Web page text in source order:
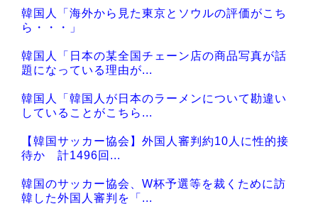
韓国人「海外から見た東京とソウルの評価がこち
ら・・・」
韓国人「日本の某全国チェーン店の商品写真が話
題になっている理由が...
韓国人「韓国人が日本のラーメンについて勘違い
していることがこちら...
【韓国サッカー協会】外国人審判約10人に性的接
待か 計1496回...
韓国のサッカー協会、W杯予選等を裁くために訪
韓した外国人審判を「...